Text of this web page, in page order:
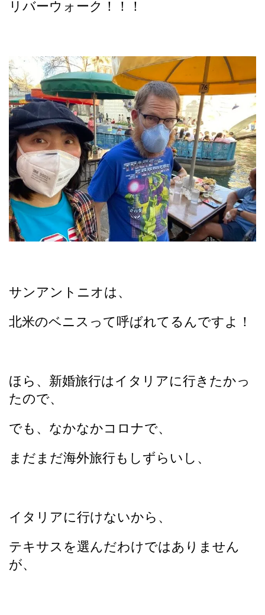
リバーウォーク！！！
サンアントニオは、
北米のベニスって呼ばれてるんですよ！
ほら、新婚旅行はイタリアに行きたかっ
たので、
でも、なかなかコロナで、
まだまだ海外旅行もしずらいし、
イタリアに行けないから、
テキサスを選んだわけではありません
が、